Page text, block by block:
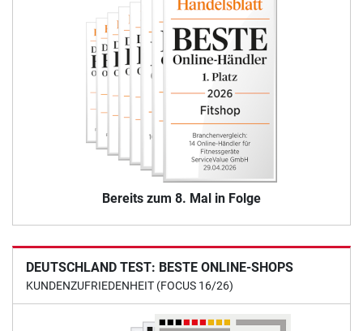
Bereits zum 8. Mal in Folge
DEUTSCHLAND TEST: BESTE ONLINE-SHOPS
KUNDENZUFRIEDENHEIT (FOCUS 16/26)